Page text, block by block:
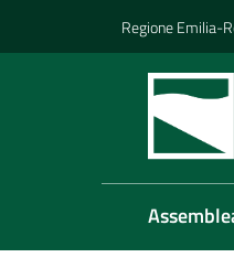
Regione Emilia-